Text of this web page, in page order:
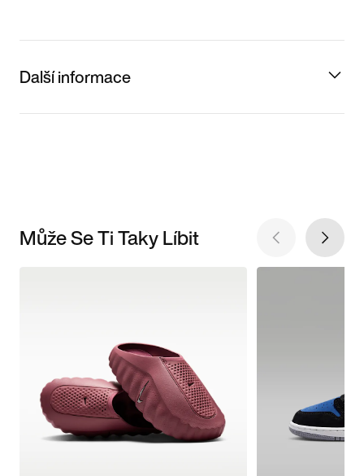
Další informace
Může Se Ti Taky Líbit